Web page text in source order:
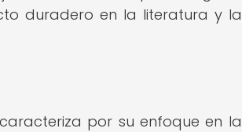
duradero en la literatura y la
por su enfoque en la